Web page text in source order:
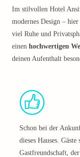
Im stilvollen Hotel
modernes Design –
viel Ruhe und
einen hochwertigen
deinen Aufenthalt
Schon bei der
dieses Hauses.
Gastfreundschaft, der